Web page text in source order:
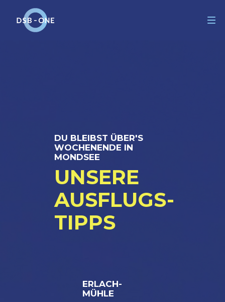
DU BLEIBST ÜBER'S
WOCHENENDE IN
MONDSEE
UNSERE
AUSFLUGS-
TIPPS
ERLACH-
MÜHLE